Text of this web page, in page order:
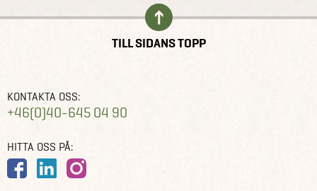
TILL SIDANS TOPP
KONTAKTA OSS:
+46(0)40-645 04 90
HITTA OSS PÅ: